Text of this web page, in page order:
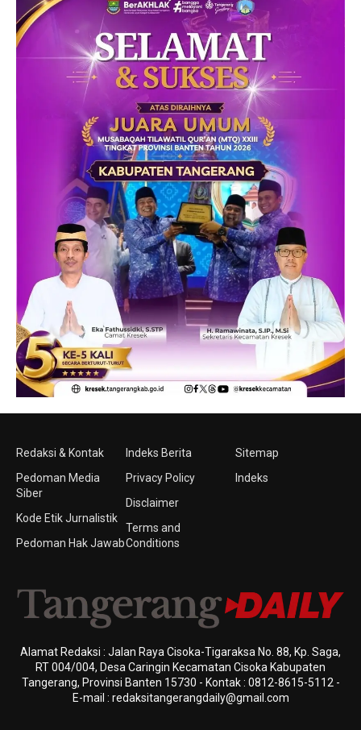
Redaksi & Kontak
Pedoman Media
Siber
Kode Etik Jurnalistik
Pedoman Hak Jawab
Indeks Berita
Privacy Policy
Disclaimer
Terms and
Conditions
Sitemap
Indeks
Alamat Redaksi : Jalan Raya Cisoka-Tigaraksa No. 88, Kp. Saga,
RT 004/004, Desa Caringin Kecamatan Cisoka Kabupaten
Tangerang, Provinsi Banten 15730 - Kontak : 0812-8615-5112 -
E-mail : redaksitangerangdaily@gmail.com